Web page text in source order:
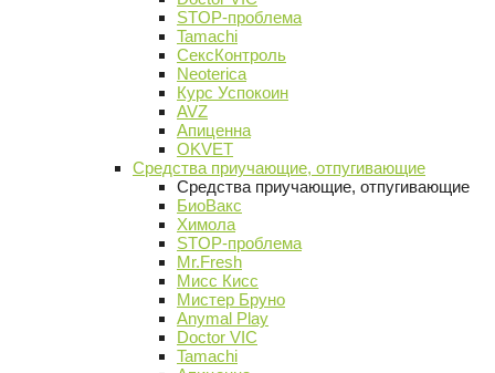
STOP-проблема
Tamachi
СексКонтроль
Neoterica
Курс Успокоин
AVZ
Апиценна
OKVET
Средства приучающие, отпугивающие
Средства приучающие, отпугивающие
БиоВакс
Химола
STOP-проблема
Mr.Fresh
Мисс Кисс
Мистер Бруно
Anymal Play
Doctor VIC
Tamachi